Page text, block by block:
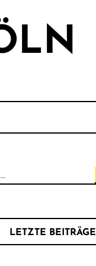
LETZTE BEITRÄGE